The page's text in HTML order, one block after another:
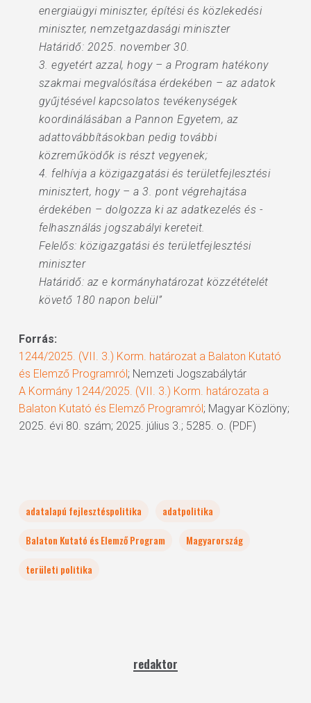
energiaügyi miniszter, építési és közlekedési
miniszter, nemzetgazdasági miniszter
Határidő: 2025. november 30.
3. egyetért azzal, hogy – a Program hatékony
szakmai megvalósítása érdekében – az adatok
gyűjtésével kapcsolatos tevékenységek
koordinálásában a Pannon Egyetem, az
adattovábbításokban pedig további
közreműködők is részt vegyenek;
4. felhívja a közigazgatási és területfejlesztési
minisztert, hogy – a 3. pont végrehajtása
érdekében – dolgozza ki az adatkezelés és -
felhasználás jogszabályi kereteit.
Felelős: közigazgatási és területfejlesztési
miniszter
Határidő: az e kormányhatározat közzétételét
követő 180 napon belül”
Forrás:
1244/2025. (VII. 3.) Korm. határozat a Balaton Kutató
és Elemző Programról; Nemzeti Jogszabálytár
A Kormány 1244/2025. (VII. 3.) Korm. határozata a
Balaton Kutató és Elemző Programról; Magyar Közlöny;
2025. évi 80. szám; 2025. július 3.; 5285. o. (PDF)
adatalapú fejlesztéspolitika
adatpolitika
Balaton Kutató és Elemző Program
Magyarország
területi politika
redaktor